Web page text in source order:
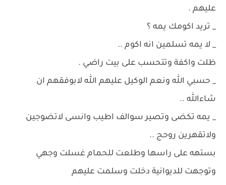
عليهم .
_ تريد اكومك يمه ؟
_ لا يمه تسلمين انه اكوم ..
ظلت واكفة وتتحسب على بيت راضي .
_ حسبي الله ونعم الوكيل عليهم الله لابوفقهم ان
شاءالله ..
_ يمه تكضى وتصير سوالف اطيب وانسى لاتضوجين
ولاتقهرين روحج ..
بستهه على راسها وطلعت للحمام غسلت وجهي
وتوجهت للديوانية دخلت وسلمت عليهم